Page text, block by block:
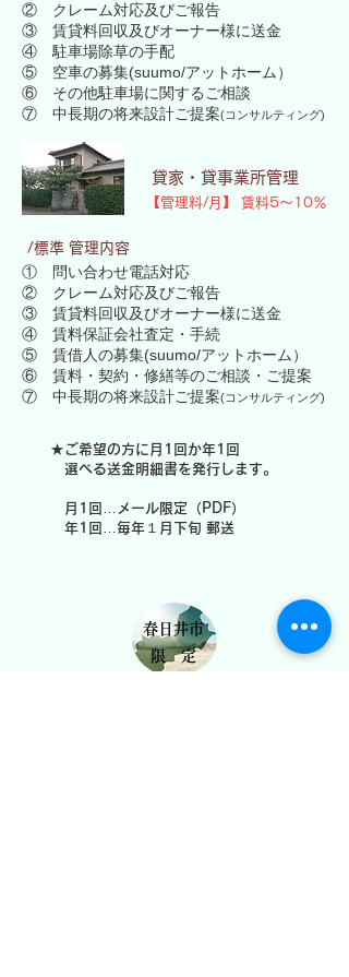
② クレーム対応及びご報告
③ 賃貸料回収及びオーナー様に送金
④ 駐車場除草の手配
⑤ 空車の募集(suumo/アットホーム）
⑥ その他駐車場に関するご相談
​⑦ 中長期の将来設計ご提案(コンサルティング)
貸家・貸事業所管理
​【管理料/月】 賃料5～10％
/標準 管理内容
① 問い合わせ電話対応
② クレーム対応及びご報告
③ 賃貸料回収及びオーナー様に送金
④ 賃料保証会社査定・手続
⑤ 賃借人の募集(suumo/アットホーム）
⑥ 賃料・契約・修繕等のご相談・ご提案
​⑦ 中長期の将来設計ご提案(コンサルティング)
★ご希望の方に月1回か年1回
選べる送金明細書を発行します。
月1回…メール限定（PDF）
​ 年1回…毎年１月下旬 郵送
春日井市
限 定